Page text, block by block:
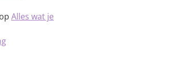
op Alles wat je